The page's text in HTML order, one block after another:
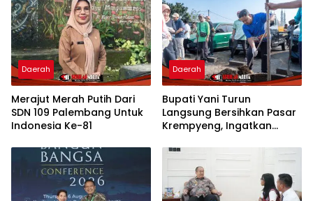
Daerah
Merajut Merah Putih Dari
SDN 109 Palembang Untuk
Indonesia Ke-81
Daerah
Bupati Yani Turun
Langsung Bersihkan Pasar
Krempyeng, Ingatkan
Panjang